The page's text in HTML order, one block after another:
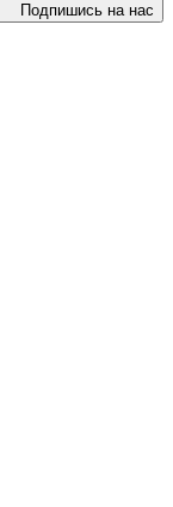
Подпишись на нас